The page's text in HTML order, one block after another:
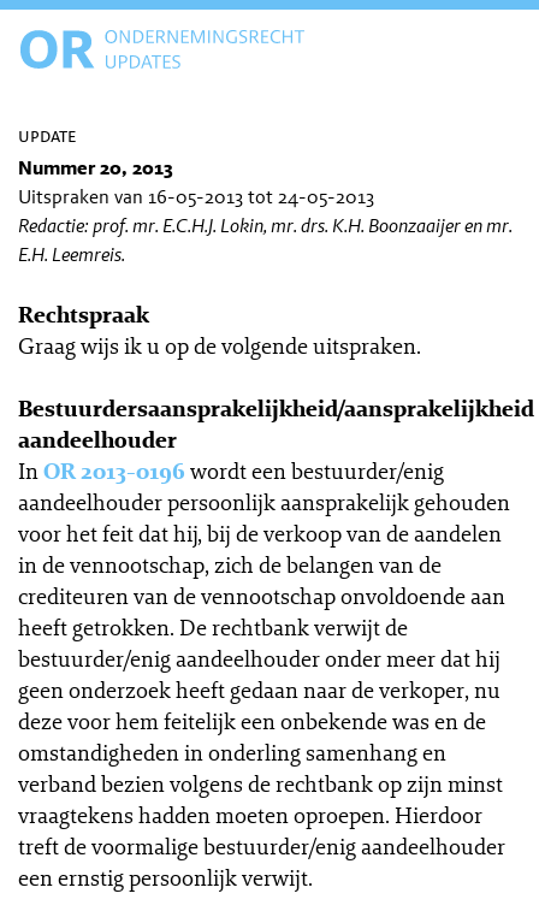
update
Nummer 20, 2013
Uitspraken van 16-05-2013 tot 24-05-2013
Redactie: prof. mr. E.C.H.J. Lokin, mr. drs. K.H. Boonzaaijer en mr.
E.H. Leemreis.
Rechtspraak
Graag wijs ik u op de volgende uitspraken.
Bestuurdersaansprakelijkheid/aansprakelijkheid
aandeelhouder
InOR 2013-0196 wordt een bestuurder/enig
aandeelhouder persoonlijk aansprakelijk gehouden
voor het feit dat hij, bij de verkoop van de aandelen
in de vennootschap, zich de belangen van de
crediteuren van de vennootschap onvoldoende aan
heeft getrokken. De rechtbank verwijt de
bestuurder/enig aandeelhouder onder meer dat hij
geen onderzoek heeft gedaan naar de verkoper, nu
deze voor hem feitelijk een onbekende was en de
omstandigheden in onderling samenhang en
verband bezien volgens de rechtbank op zijn minst
vraagtekens hadden moeten oproepen. Hierdoor
treft de voormalige bestuurder/enig aandeelhouder
een ernstig persoonlijk verwijt.